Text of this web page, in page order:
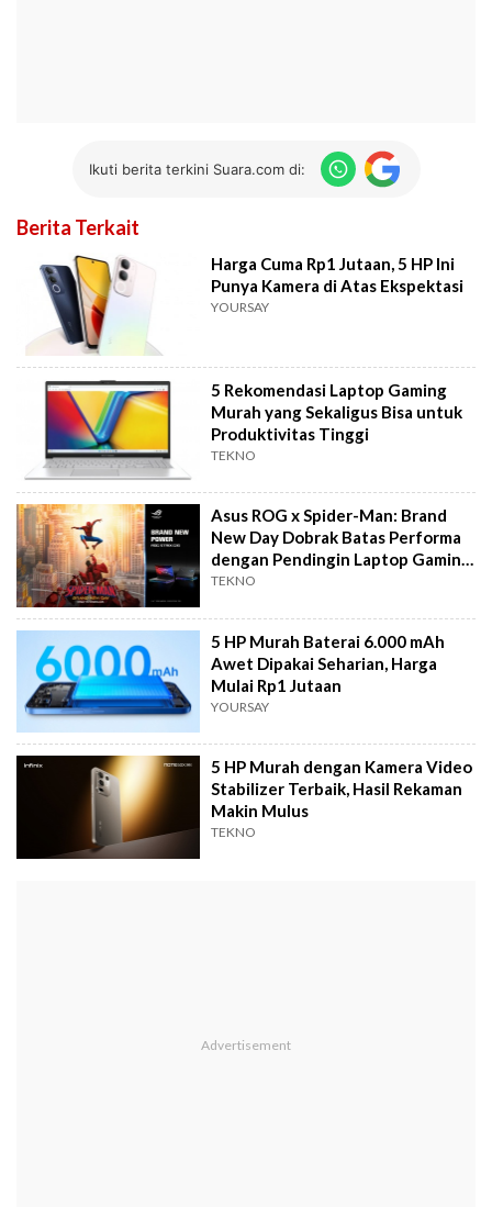
Ikuti berita terkini Suara.com di:
Berita Terkait
Harga Cuma Rp1 Jutaan, 5 HP Ini
Punya Kamera di Atas Ekspektasi
YOURSAY
5 Rekomendasi Laptop Gaming
Murah yang Sekaligus Bisa untuk
Produktivitas Tinggi
TEKNO
Asus ROG x Spider-Man: Brand
New Day Dobrak Batas Performa
dengan Pendingin Laptop Gaming
RTX 5090
TEKNO
5 HP Murah Baterai 6.000 mAh
Awet Dipakai Seharian, Harga
Mulai Rp1 Jutaan
YOURSAY
5 HP Murah dengan Kamera Video
Stabilizer Terbaik, Hasil Rekaman
Makin Mulus
TEKNO